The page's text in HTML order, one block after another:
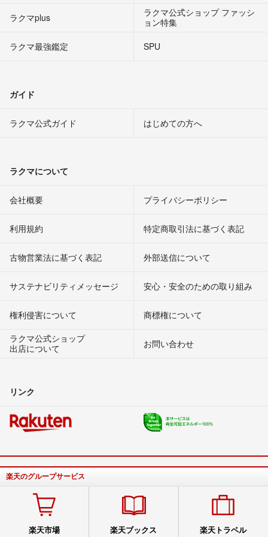
ラクマplus
ラクマ公式ショップ ファッシ
ョン特集
ラクマ最強鑑定
SPU
ガイド
ラクマ公式ガイド はじめての方へ
ラクマについて
会社概要 プライバシーポリシー
利用規約 特定商取引法に基づく表記
古物営業法に基づく表記 外部送信について
サステナビリティメッセージ 安心・安全のための取り組み
権利侵害について
商標権について
ラクマ公式ショップ
出店について
お問い合わせ
リンク
楽天のグループサービス
楽天市場 楽天ブックス 楽天トラベル